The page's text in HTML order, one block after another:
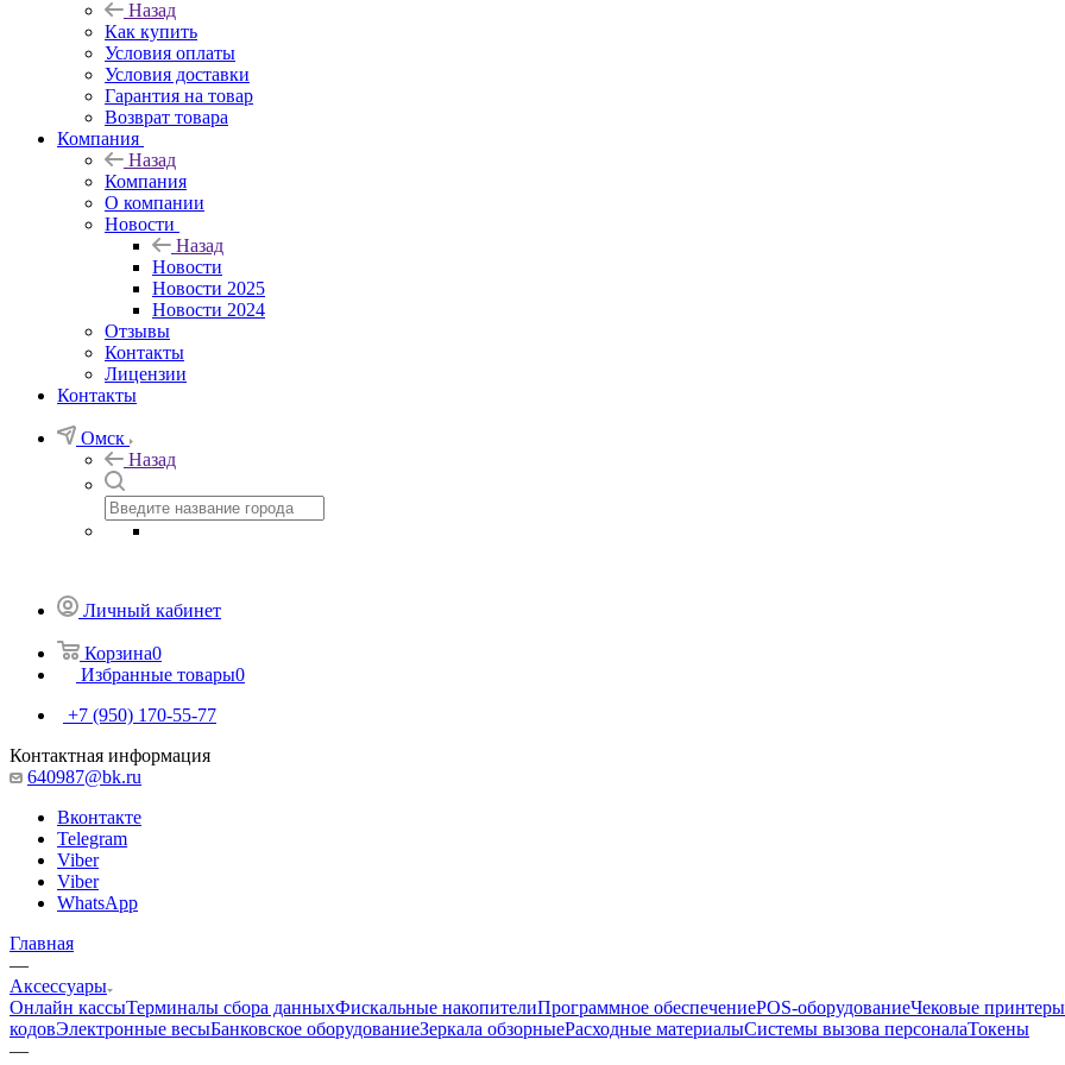
Назад
Как купить
Условия оплаты
Условия доставки
Гарантия на товар
Возврат товара
Компания
Назад
Компания
О компании
Новости
Назад
Новости
Новости 2025
Новости 2024
Отзывы
Контакты
Лицензии
Контакты
Омск
Назад
Личный кабинет
Корзина0
Избранные товары0
+7 (950) 170-55-77
Контактная информация
640987@bk.ru
Вконтакте
Telegram
Viber
Viber
WhatsApp
Главная
—
Аксессуары
Онлайн кассыТерминалы сбора данныхФискальные накопителиПрограммное обеспечениеPOS-оборудованиеЧековые принтеры
кодовЭлектронные весыБанковское оборудованиеЗеркала обзорныеРасходные материалыСистемы вызова персоналаТокены
—